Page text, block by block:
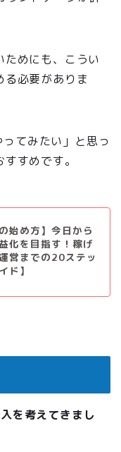
ためにも、こうい
る必要がありま
てみたい」 と思っ
すめです。
始め方】今日から
化を目指す！稼げ
営までの20ステッ
ド】
を考えてきまし